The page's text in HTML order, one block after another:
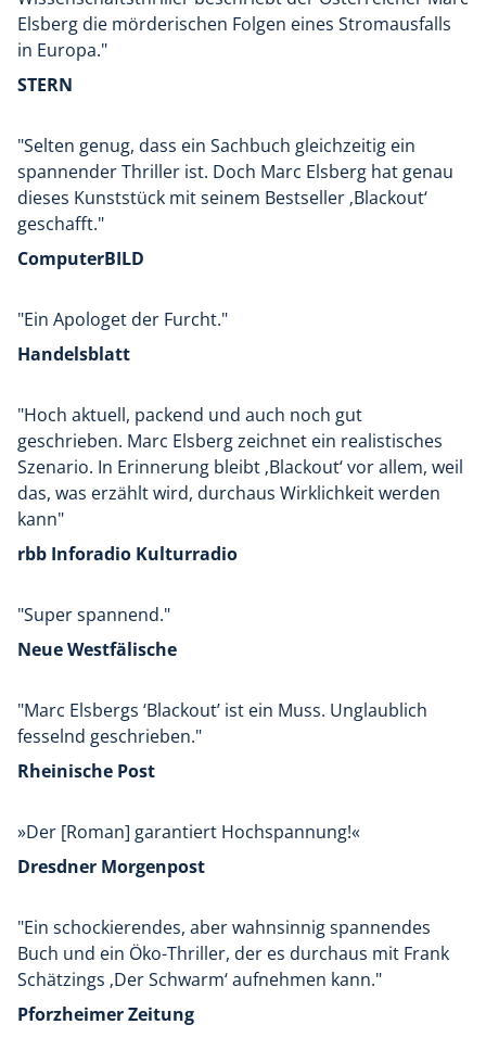
aufgerundeten 4,5 Sternen.
Elsberg die mörderischen Folgen eines Stromausfalls
in Europa."
STERN
"Selten genug, dass ein Sachbuch gleichzeitig ein
spannender Thriller ist. Doch Marc Elsberg hat genau
dieses Kunststück mit seinem Bestseller ‚Blackout‘
geschafft."
ComputerBILD
"Ein Apologet der Furcht."
Handelsblatt
"Hoch aktuell, packend und auch noch gut
geschrieben. Marc Elsberg zeichnet ein realistisches
Szenario. In Erinnerung bleibt ‚Blackout‘ vor allem, weil
das, was erzählt wird, durchaus Wirklichkeit werden
kann"
rbb Inforadio Kulturradio
"Super spannend."
Neue Westfälische
"Marc Elsbergs ‘Blackout’ ist ein Muss. Unglaublich
fesselnd geschrieben."
Rheinische Post
»Der [Roman] garantiert Hochspannung!«
Dresdner Morgenpost
"Ein schockierendes, aber wahnsinnig spannendes
Buch und ein Öko-Thriller, der es durchaus mit Frank
Schätzings ‚Der Schwarm‘ aufnehmen kann."
Pforzheimer Zeitung